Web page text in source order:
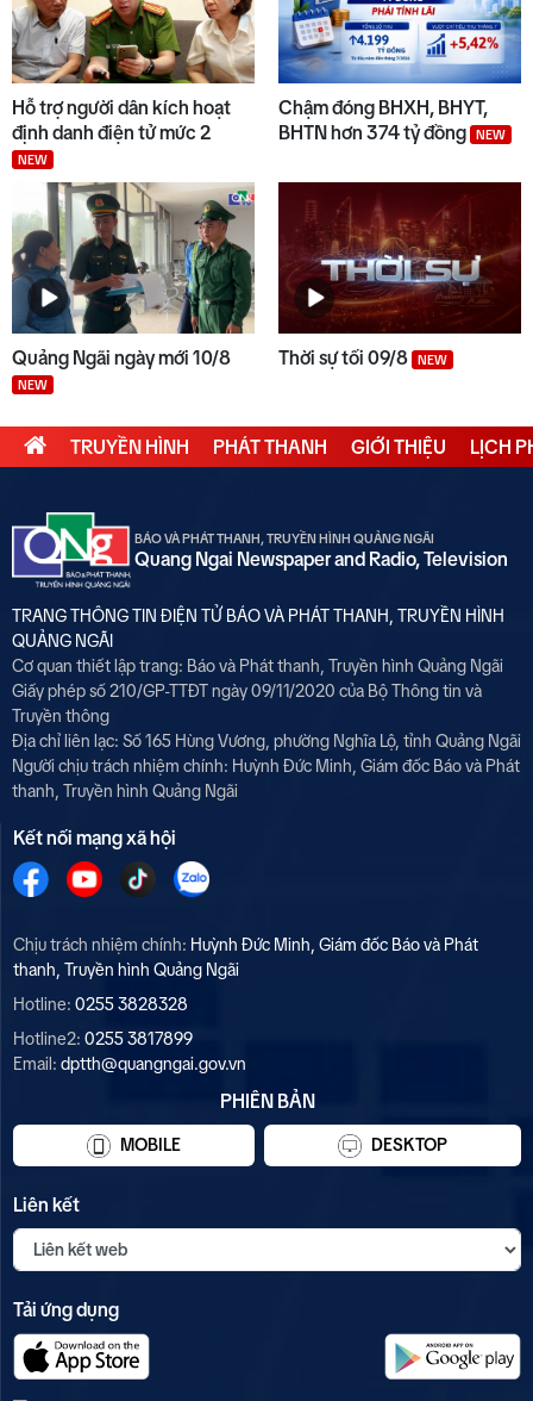
Hỗ trợ người dân kích hoạt
định danh điện tử mức 2
NEW
Chậm đóng BHXH, BHYT,
BHTN hơn 374 tỷ đồng
NEW
Quảng Ngãi ngày mới 10/8
NEW
Thời sự tối 09/8 NEW
TRUYỀN HÌNH PHÁT THANH GIỚI THIỆU LỊCH
BÁO VÀ PHÁT THANH, TRUYỀN HÌNH QUẢNG NGÃI
Quang Ngai Newspaper and Radio, Television
TRANG THÔNG TIN ĐIỆN TỬ BÁO VÀ PHÁT THANH, TRUYỀN HÌNH
QUẢNG NGÃI
Cơ quan thiết lập trang: Báo và Phát thanh, Truyền hình Quảng Ngãi
Giấy phép số 210/GP-TTĐT ngày 09/11/2020 của Bộ Thông tin và
Truyền thông
Địa chỉ liên lạc: Số 165 Hùng Vương, phường Nghĩa Lộ, tỉnh Quảng Ngãi
Người chịu trách nhiệm chính: Huỳnh Đức Minh, Giám đốc Báo và Phát
thanh, Truyền hình Quảng Ngãi
Kết nối mạng xã hội
Chịu trách nhiệm chính: Huỳnh Đức Minh, Giám đốc Báo và Phát
thanh, Truyền hình Quảng Ngãi
Hotline: 0255 3828328
Hotline2: 0255 3817899
Email: dptth@quangngai.gov.vn
PHIÊN BẢN
MOBILE DESKTOP
Liên kết
Tải ứng dụng